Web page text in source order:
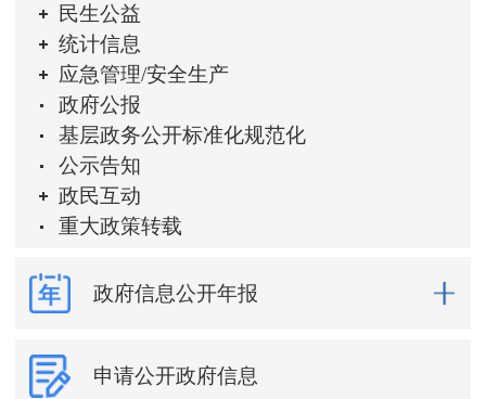
民生公益
统计信息
应急管理/安全生产
政府公报
基层政务公开标准化规范化
公示告知
政民互动
重大政策转载
政府信息公开年报
申请公开政府信息